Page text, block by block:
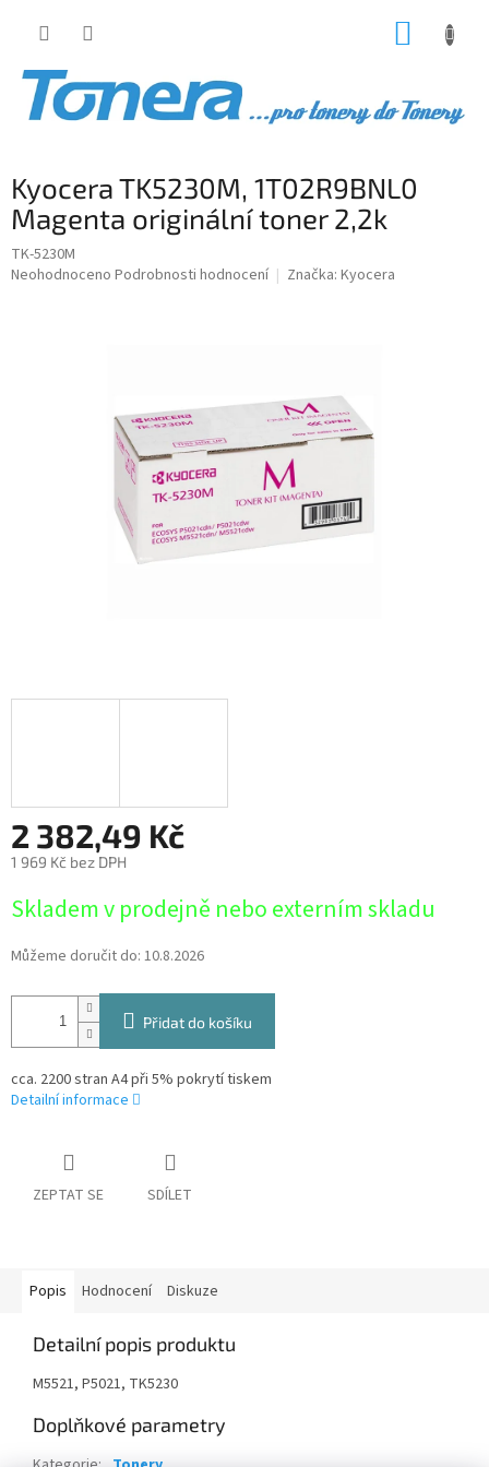
Kyocera TK5230M, 1T02R9BNL0
Magenta originální toner 2,2k
TK-5230M
Průměrné
Neohodnoceno Podrobnosti hodnocení Značka: Kyocera
2 382,49 Kč
1 969 Kč bez DPH
cena:
Skladem v prodejně nebo externím skladu
Můžeme doručit do: 10.8.2026
Přidat do košíku
cca. 2200 stran A4 při 5% pokrytí tiskem
Detailní informace
ZEPTAT SE SDÍLET
Popis Hodnocení Diskuze
Detailní popis produktu
M5521, P5021, TK5230
Doplňkové parametry